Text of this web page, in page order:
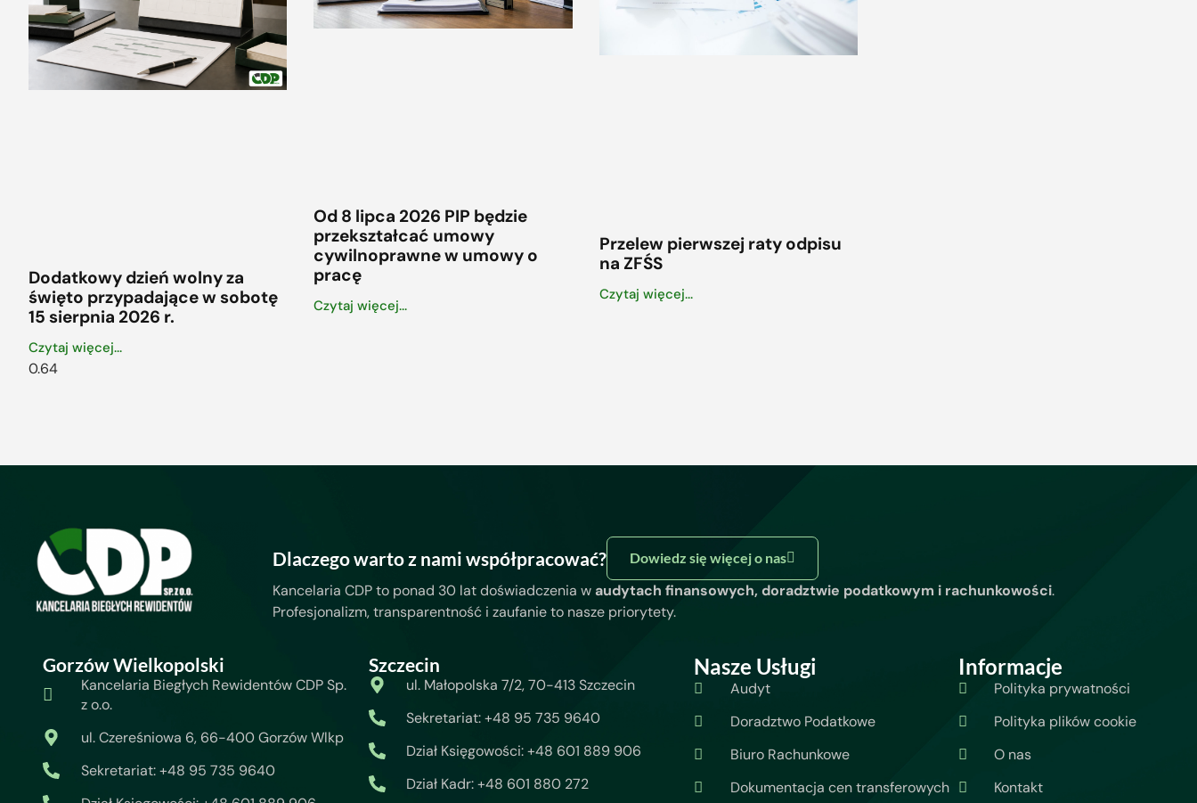
Dodatkowy dzień wolny za
święto przypadające w sobotę
15 sierpnia 2026 r.
Czytaj więcej...
Od 8 lipca 2026 PIP będzie
przekształcać umowy
cywilnoprawne w umowy o
pracę
Czytaj więcej...
Przelew pierwszej raty odpisu
na ZFŚS
Czytaj więcej...
Dlaczego warto z nami współpracować? Dowiedz się więcej o nas
Kancelaria CDP to ponad 30 lat doświadczenia waudytach finansowych, doradztwie podatkowym i rachunkowości.
Profesjonalizm, transparentność i zaufanie to nasze priorytety.
Gorzów Wielkopolski
Kancelaria Biegłych Rewidentów CDP Sp.
z o.o.
ul. Czereśniowa 6, 66-400 Gorzów Wlkp
Sekretariat: +48 95 735 9640
Szczecin
ul. Małopolska 7/2, 70-413 Szczecin
Sekretariat: +48 95 735 9640
Dział Księgowości: +48 601 889 906
Dział Kadr: +48 601 880 272
Nasze Usługi
Audyt
Doradztwo Podatkowe
Biuro Rachunkowe
Dokumentacja cen transferowych
Informacje
Polityka prywatności
Polityka plików cookie
O nas
Kontakt